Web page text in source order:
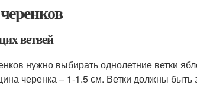
ветвей
нужно выбирать однолетние ветки
черенка – 1-1.5 см. Ветки должны